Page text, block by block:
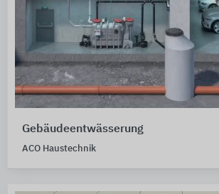
Gebäudeentwässerung
ACO Haustechnik